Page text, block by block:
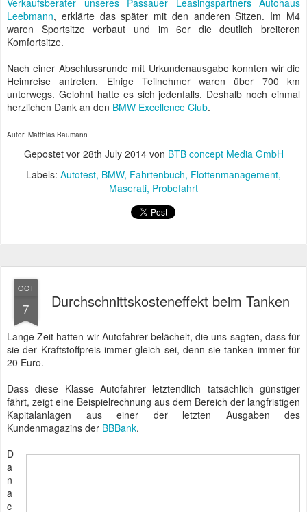
Verkaufsberater unseres Passauer Leasingspartners Autohaus
Leebmann, erklärte das später mit den anderen Sitzen. Im M4
waren Sportsitze verbaut und im 6er die deutlich breiteren
Komfortsitze.
Nach einer Abschlussrunde mit Urkundenausgabe konnten wir die
Heimreise antreten. Einige Teilnehmer waren über 700 km
unterwegs. Gelohnt hatte es sich jedenfalls. Deshalb noch einmal
herzlichen Dank an den BMW Excellence Club.
Autor: Matthias Baumann
Gepostet vor 28th July 2014von BTB concept Media GmbH
Labels: Autotest BMW Fahrtenbuch Flottenmanagement
Maserati Probefahrt
OCT
7 Durchschnittskosteneffekt beim Tanken
Lange Zeit hatten wir Autofahrer belächelt, die uns sagten, dass für
sie der Kraftstoffpreis immer gleich sei, denn sie tanken immer für
20 Euro.
Dass diese Klasse Autofahrer letztendlich tatsächlich günstiger
fährt, zeigt eine Beispielrechnung aus dem Bereich der langfristigen
Kapitalanlagen aus einer der letzten Ausgaben des
Kundenmagazins der BBBank.
D
a
n
a
c